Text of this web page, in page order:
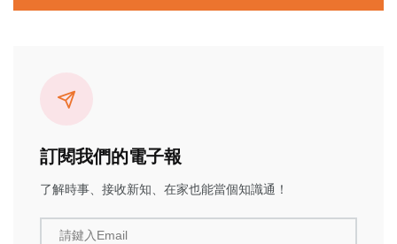
訂閱我們的電子報
了解時事、接收新知、在家也能當個知識通！
請鍵入Email